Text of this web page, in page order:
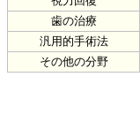
歯の治療
汎用的手術法
その他の分野